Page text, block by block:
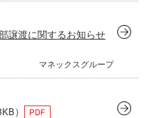
譲渡に関するお知らせ
マネックスグループ
）